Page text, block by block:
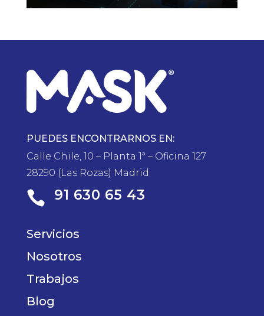
PUEDES ENCONTRARNOS EN:
Calle Chile, 10 – Planta 1ª – Oficina 127
28290 (Las Rozas) Madrid.
 91 630 65 43
Servicios
Nosotros
Trabajos
Blog